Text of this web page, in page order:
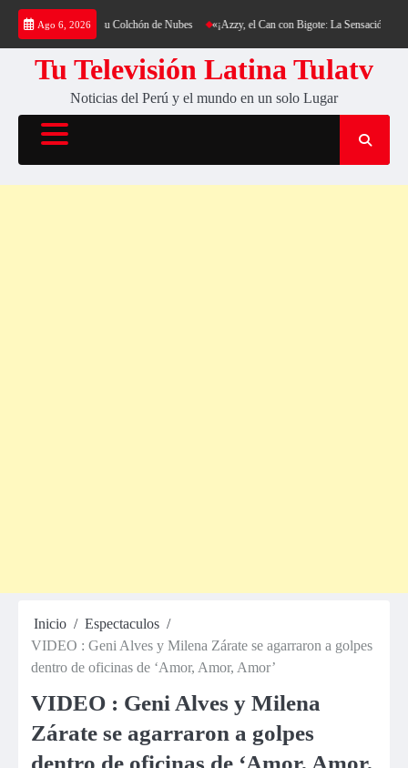
Saltar
contenido
Ago 6, 2026
Cantería y su Colchón de Nubes «¡Azzy, el Can con Bigote: La Sensación Peluda
Tu Televisión Latina Tulatv
Noticias del Perú y el mundo en un solo Lugar
Inicio
Espectaculos
VIDEO : Geni Alves y Milena Zárate se agarraron a golpes
dentro de oficinas de ‘Amor, Amor, Amor’
VIDEO : Geni Alves y Milena
Zárate se agarraron a golpes